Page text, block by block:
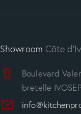
Showroom Côte
Boulevard
bretelle